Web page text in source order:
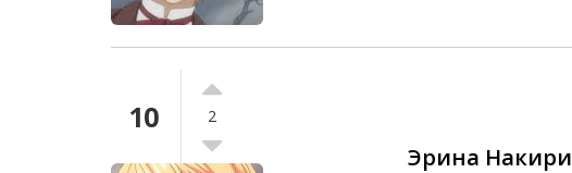
10 2
Эрина Накири